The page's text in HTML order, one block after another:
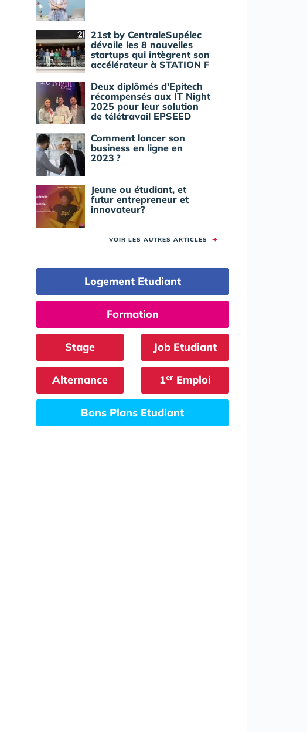
21st by CentraleSupélec
dévoile les 8 nouvelles
startups qui intègrent son
accélérateur à STATION F
Deux diplômés d'Epitech
récompensés aux IT Night
2025 pour leur solution
de télétravail EPSEED
Comment lancer son
business en ligne en
2023 ?
Jeune ou étudiant, et
futur entrepreneur et
innovateur?
VOIR LES AUTRES ARTICLES ➜
Logement Etudiant
Formation
Stage Job Etudiant
Alternance 1er Emploi
Bons Plans Etudiant